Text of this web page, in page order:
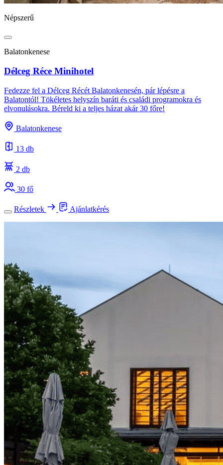
Népszerű
Balatonkenese
Délceg Réce Minihotel
Fedezze fel a Délceg Récét Balatonkenesén, pár lépésre a
Balatontól! Tökéletes helyszín baráti és családi programokra és
elvonulásokra. Béreld ki a teljes házat akár 30 főre!
Balatonkenese
13 db
2 db
30 fő
Részletek Ajánlatkérés